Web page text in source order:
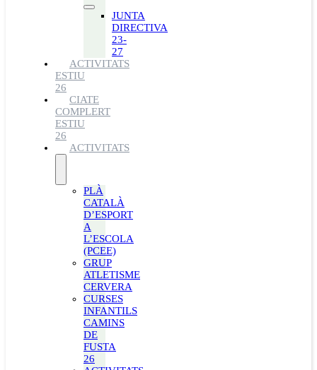
JUNTA
DIRECTIVA
23-
27
ACTIVITATS
ESTIU
26
CIATE
COMPLERT
ESTIU
26
ACTIVITATS
PLÀ
CATALÀ
D’ESPORT
A
L’ESCOLA
(PCEE)
GRUP
ATLETISME
CERVERA
CURSES
INFANTILS
CAMINS
DE
FUSTA
26